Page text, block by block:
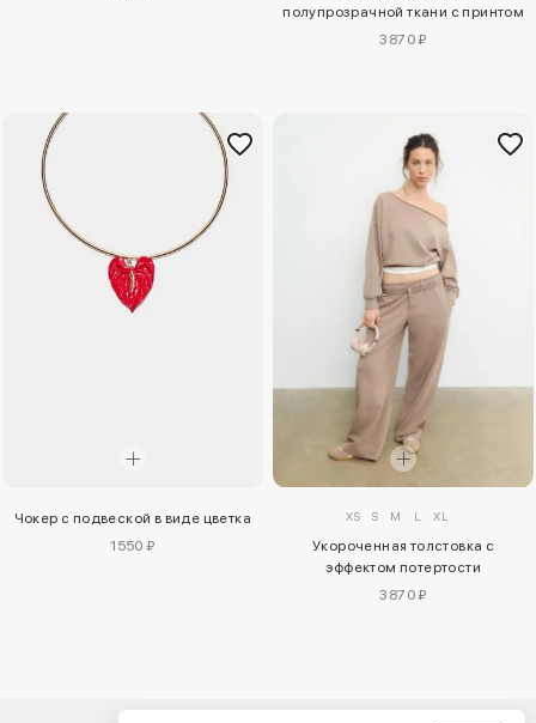
полупрозрачной ткани с принтом
3870 ₽
Чокер с подвеской в виде цветка
1550 ₽
XS S M L XL
Укороченная толстовка с
эффектом потертости
3870 ₽